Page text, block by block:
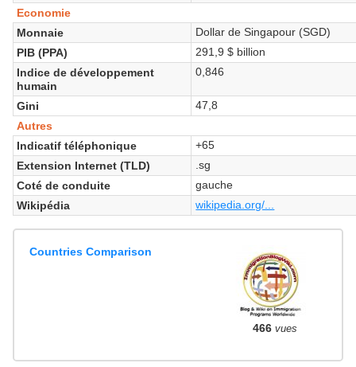
Economie
Monnaie
Dollar de Singapour (SGD)
PIB (PPA)
291,9 $ billion
Indice de développement
humain
0,846
Gini
47,8
Autres
Indicatif téléphonique
+65
Extension Internet (TLD)
.sg
Coté de conduite
gauche
Wikipédia
wikipedia.org/...
Countries Comparison
466 vues